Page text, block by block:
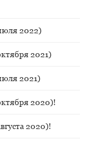
2022)
2021)
2021)
2020)!
2020)!